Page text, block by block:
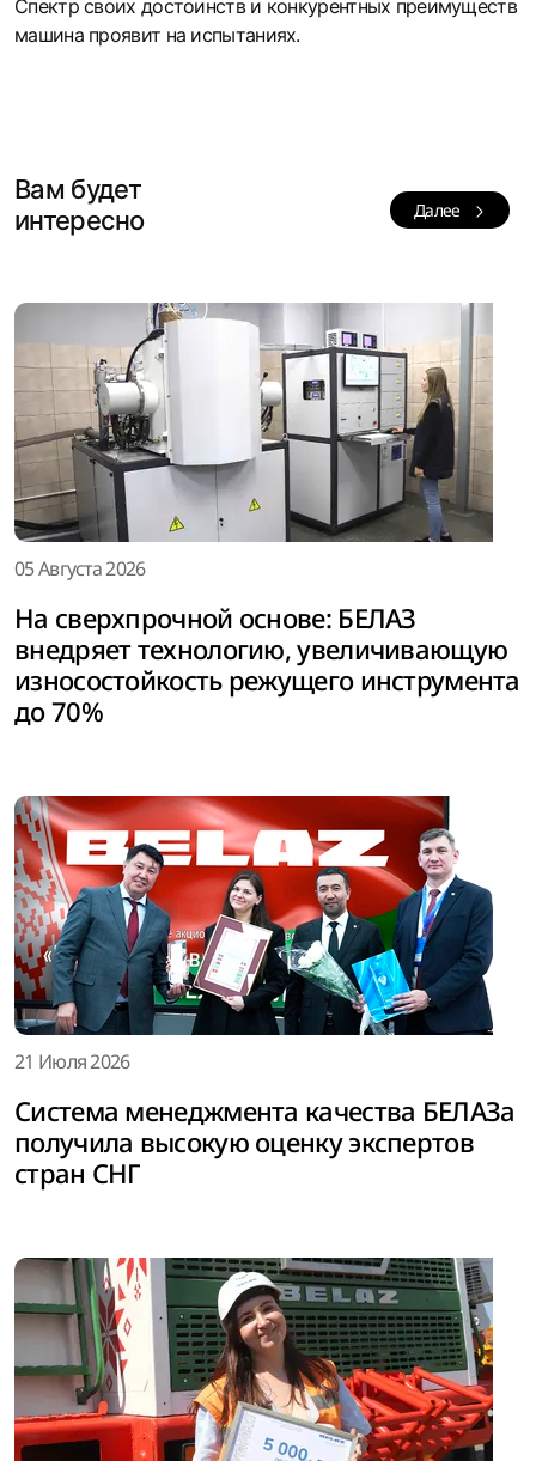
Спектр своих достоинств и конкурентных преимуществ
машина проявит на испытаниях.
Вам будет
интересно
Далее
05 Августа 2026
На сверхпрочной основе: БЕЛАЗ
внедряет технологию, увеличивающую
износостойкость режущего инструмента
до 70%
21 Июля 2026
Система менеджмента качества БЕЛАЗа
получила высокую оценку экспертов
стран СНГ